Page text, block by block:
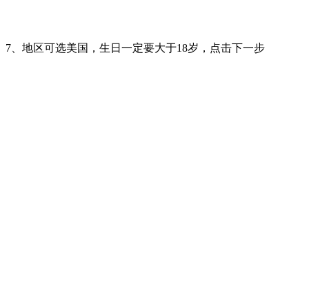
7、地区可选美国，生日一定要大于18岁，点击下一步